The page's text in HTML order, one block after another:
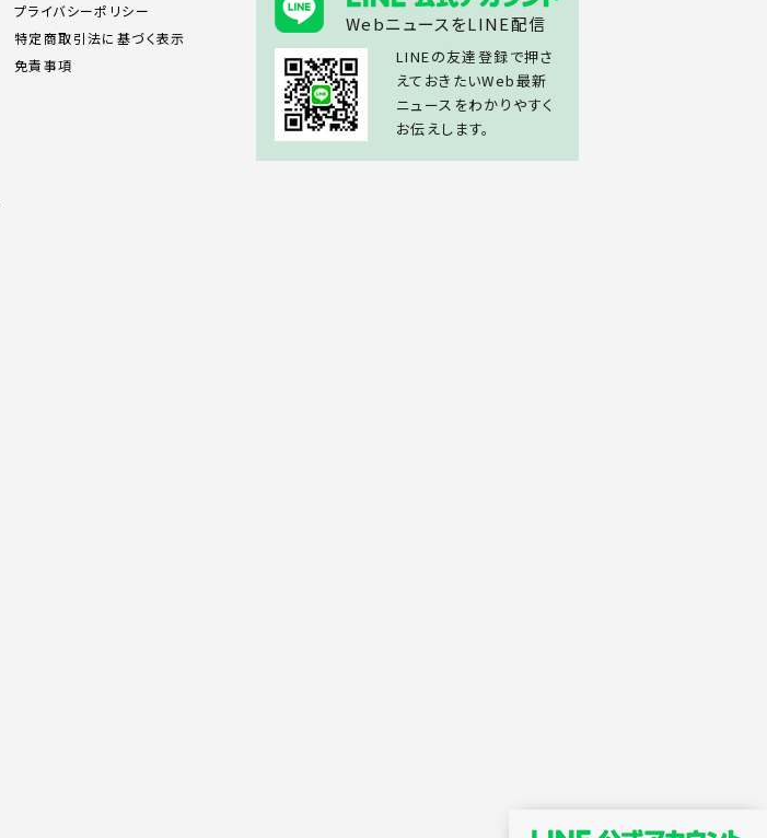
プライバシーポリシー
特定商取引法に基づく表示
免責事項
WebニュースをLINE配信
LINEの友達登録で押さ
えておきたいWeb最新
ニュースをわかりやすく
お伝えします。